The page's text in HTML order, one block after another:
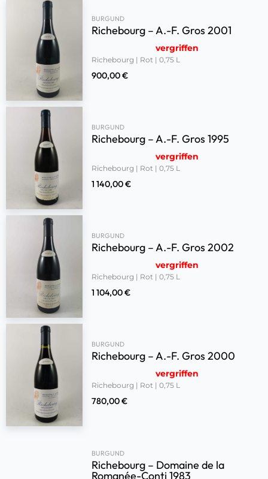
BURGUND
Richebourg – A.-F. Gros 2001
vergriffen
Richebourg | Rot | 0,75 L
900,00€
BURGUND
Richebourg – A.-F. Gros 1995
vergriffen
Richebourg | Rot | 0,75 L
1 140,00€
BURGUND
Richebourg – A.-F. Gros 2002
vergriffen
Richebourg | Rot | 0,75 L
1 104,00€
BURGUND
Richebourg – A.-F. Gros 2000
vergriffen
Richebourg | Rot | 0,75 L
780,00€
BURGUND
Richebourg – Domaine de la
Romanée-Conti 1983